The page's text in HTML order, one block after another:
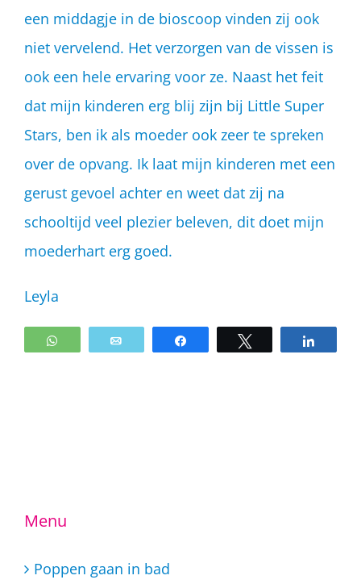
een middagje in de bioscoop vinden zij ook
niet vervelend. Het verzorgen van de vissen is
ook een hele ervaring voor ze. Naast het feit
dat mijn kinderen erg blij zijn bij Little Super
Stars, ben ik als moeder ook zeer te spreken
over de opvang. Ik laat mijn kinderen met een
gerust gevoel achter en weet dat zij na
schooltijd veel plezier beleven, dit doet mijn
moederhart erg goed.
Leyla
WhatsApp
Menu
Poppen gaan in bad